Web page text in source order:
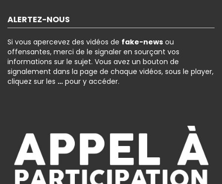
ALERTEZ-NOUS
Si vous apercevez des vidéos de fake-news ou
offensantes, merci de le signaler en sourçant vos
informations sur le sujet. Vous avez un bouton de
signalement dans la page de chaque vidéos, sous le player,
cliquez sur les … pour y accéder.